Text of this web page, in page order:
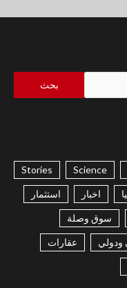
Science
Stories
اخبار استثمار
سوق وصلة
ودولي عقارات